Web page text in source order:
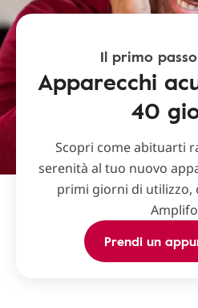
Il primo
Apparecchi
40
Scopri come abituarti
serenità al tuo nuovo
primi giorni di utilizzo,
Prendi un